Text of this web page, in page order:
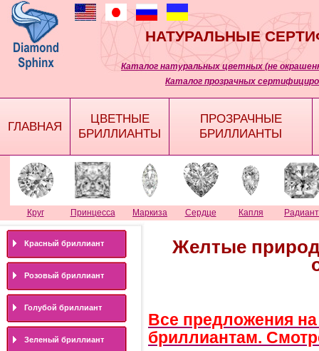
НАТУРАЛЬНЫЕ
Каталог натуральных цветных (не
Каталог прозрачных
ГЛАВНАЯ
ЦВЕТНЫЕ
БРИЛЛИАНТЫ
ПРОЗРАЧНЫЕ
БРИЛЛИАНТЫ
Круг Принцесса Маркиза Сердце Капля Радиант
Красный бриллиант
Розовый бриллиант
Голубой бриллиант
Зеленый бриллиант
Желтые
Все предложения
бриллиантам.